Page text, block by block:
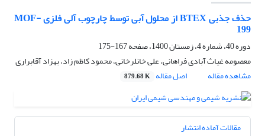
حذف جذبی BTEX از محلول آبی توسط چارچوب آلی فلزی MOF-
199
دوره 40، شماره 4، زمستان 1400، صفحه
167-175
معصومه غیاث آبادی فراهانی، علی خانلرخانی، محمود کاظم زاد، بهزاد آقابراری
مشاهده مقاله
اصل مقاله 879.68 K
مقالات آماده انتشار